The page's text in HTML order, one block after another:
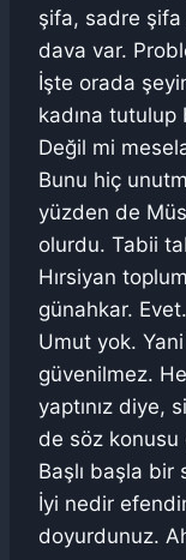
şifa, sadre
dava var.
İşte orada
kadına
Değil mi
Bunu hiç
yüzden de
olurdu. Tabii
Hırsiyan
günahkar.
Umut yok.
güvenilmez.
yaptınız diye,
de söz konusu
Başlı başla
İyi nedir
doyurdunuz.